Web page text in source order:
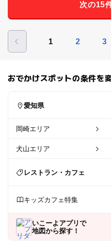
次の15
1 2 3
おでかけスポットの条件を
愛知県
岡崎エリア
犬山エリア
レストラン・カフェ
キッズカフェ特集
いこーよアプリで
地図から探す！